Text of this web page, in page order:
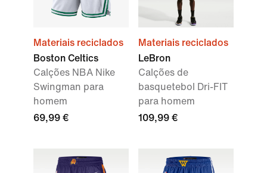
Materiais reciclados
Boston Celtics
Calções NBA Nike
Swingman para
homem
69,99 €
Materiais reciclados
LeBron
Calções de
basquetebol Dri-FIT
para homem
109,99 €